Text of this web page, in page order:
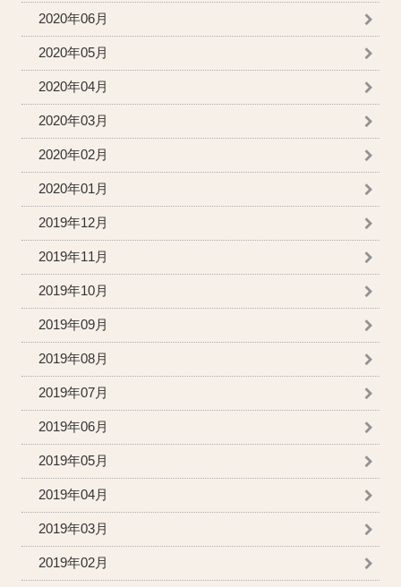
2020年06月
2020年05月
2020年04月
2020年03月
2020年02月
2020年01月
2019年12月
2019年11月
2019年10月
2019年09月
2019年08月
2019年07月
2019年06月
2019年05月
2019年04月
2019年03月
2019年02月